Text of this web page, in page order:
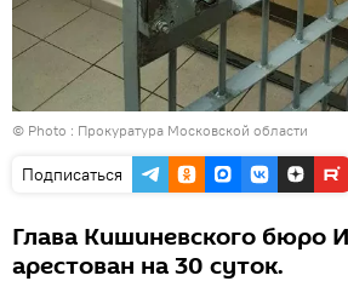
© Photo : Прокуратура Московской области
Подписаться
Глава Кишиневского бюро
арестован на 30 суток.